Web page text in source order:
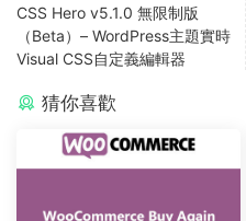
CSS Hero v5.1.0 無限制版
（Beta）– WordPress主題實時
Visual CSS自定義編輯器
猜你喜歡